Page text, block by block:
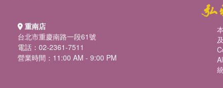
重南店
台北市重慶南路一段61號
電話：02-2361-7511
營業時間：11:00 AM - 9:00 PM